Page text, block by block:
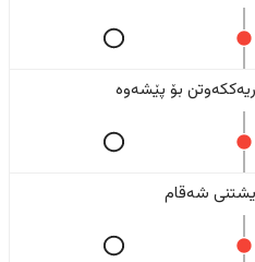
بۆ پێشەوە
شەقام